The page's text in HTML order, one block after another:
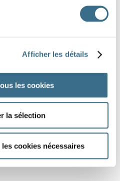
Afficher les détails
les cookies
la sélection
cookies nécessaires